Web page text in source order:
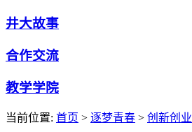
井大故事
合作交流
教学学院
当前位置: 首页 > 逐梦青春 > 创新创业